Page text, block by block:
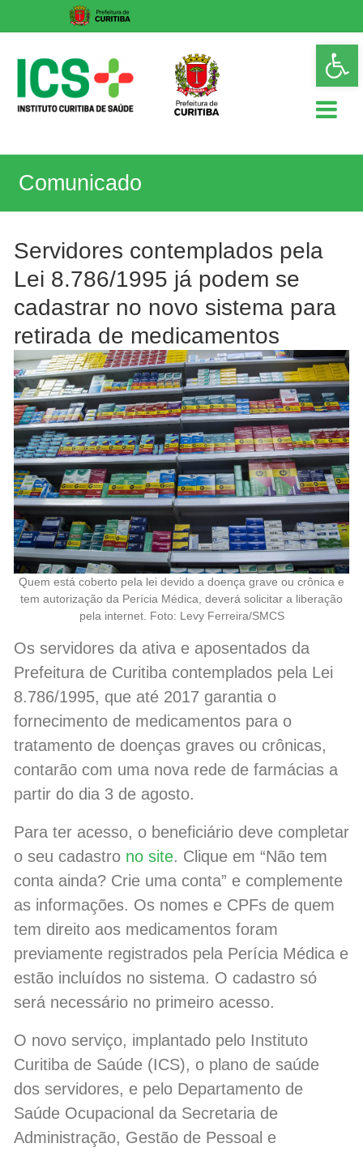
content
ICS
Instituto
de
Comunicado
Servidores contemplados pela
Lei 8.786/1995 já podem se
cadastrar no novo sistema para
retirada de medicamentos
Quem está coberto pela lei devido a doença grave ou crônica e
tem autorização da Perícia Médica, deverá solicitar a liberação
pela internet. Foto: Levy Ferreira/SMCS
Os servidores da ativa e aposentados da
Prefeitura de Curitiba contemplados pela Lei
8.786/1995, que até 2017 garantia o
fornecimento de medicamentos para o
tratamento de doenças graves ou crônicas,
contarão com uma nova rede de farmácias a
partir do dia 3 de agosto.
Para ter acesso, o beneficiário deve completar
o seu cadastro no site. Clique em “Não tem
conta ainda? Crie uma conta” e complemente
as informações. Os nomes e CPFs de quem
tem direito aos medicamentos foram
previamente registrados pela Perícia Médica e
estão incluídos no sistema. O cadastro só
será necessário no primeiro acesso.
O novo serviço, implantado pelo Instituto
Curitiba de Saúde (ICS), o plano de saúde
dos servidores, e pelo Departamento de
Saúde Ocupacional da Secretaria de
Administração, Gestão de Pessoal e